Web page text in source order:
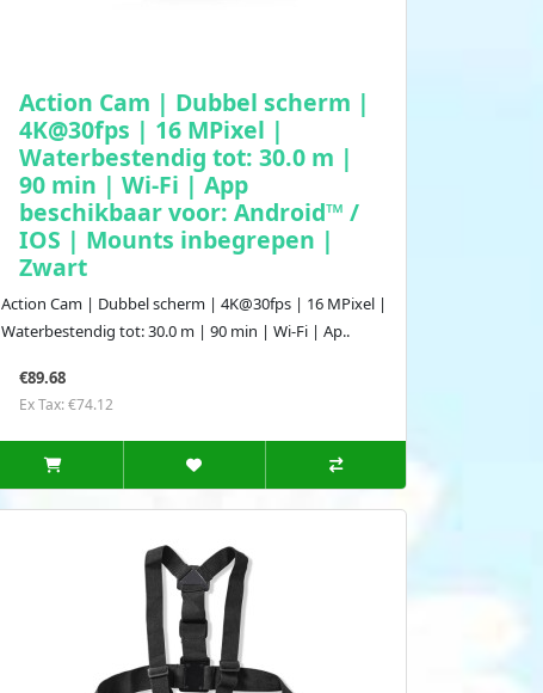
Action Cam | Dubbel scherm |
4K@30fps | 16 MPixel |
Waterbestendig tot: 30.0 m |
90 min | Wi-Fi | App
beschikbaar voor: Android™ /
IOS | Mounts inbegrepen |
Zwart
Action Cam | Dubbel scherm | 4K@30fps | 16 MPixel |
Waterbestendig tot: 30.0 m | 90 min | Wi-Fi | Ap..
€89.68
Ex Tax: €74.12